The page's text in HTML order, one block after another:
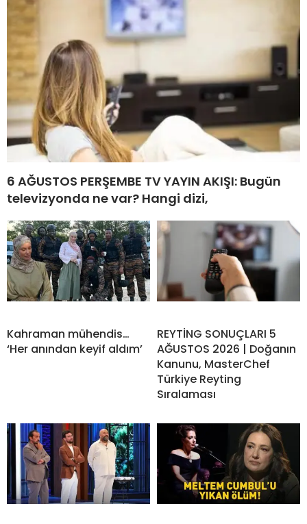
6 AĞUSTOS PERŞEMBE TV YAYIN AKIŞI: Bugün
televizyonda ne var? Hangi dizi,
Kahraman mühendis…
‘Her anından keyif aldım’
REYTİNG SONUÇLARI 5
AĞUSTOS 2026 | Doğanın
Kanunu, MasterChef
Türkiye Reyting
Sıralaması